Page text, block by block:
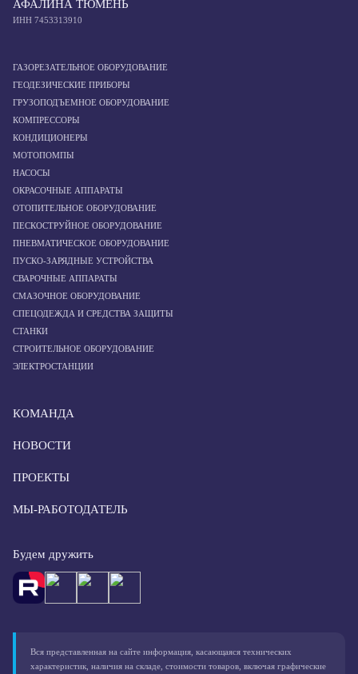
АФАЛИНА ТЮМЕНЬ
ИНН 7453313910
ГАЗОРЕЗАТЕЛЬНОЕ ОБОРУДОВАНИЕ
ГЕОДЕЗИЧЕСКИЕ ПРИБОРЫ
ГРУЗОПОДЪЕМНОЕ ОБОРУДОВАНИЕ
КОМПРЕССОРЫ
КОНДИЦИОНЕРЫ
МОТОПОМПЫ
НАСОСЫ
ОКРАСОЧНЫЕ АППАРАТЫ
ОТОПИТЕЛЬНОЕ ОБОРУДОВАНИЕ
ПЕСКОСТРУЙНОЕ ОБОРУДОВАНИЕ
ПНЕВМАТИЧЕСКОЕ ОБОРУДОВАНИЕ
ПУСКО-ЗАРЯДНЫЕ УСТРОЙСТВА
СВАРОЧНЫЕ АППАРАТЫ
СМАЗОЧНОЕ ОБОРУДОВАНИЕ
СПЕЦОДЕЖДА И СРЕДСТВА ЗАЩИТЫ
СТАНКИ
СТРОИТЕЛЬНОЕ ОБОРУДОВАНИЕ
ЭЛЕКТРОСТАНЦИИ
КОМАНДА
НОВОСТИ
ПРОЕКТЫ
МЫ-РАБОТОДАТЕЛЬ
Будем дружить
Вся представленная на сайте информация, касающаяся технических
характеристик, наличия на складе, стоимости товаров, включая графические